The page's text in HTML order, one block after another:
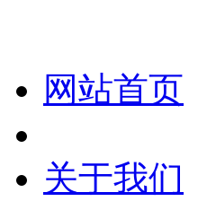
网站首页
关于我们